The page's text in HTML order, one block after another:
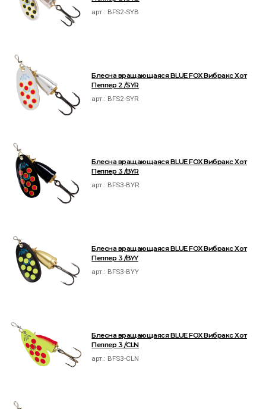
арт.: BFS2-SYB
Блесна вращающаяся BLUE FOX Вибракс Хот
Пеппер 2 /SYR
арт.: BFS2-SYR
Блесна вращающаяся BLUE FOX Вибракс Хот
Пеппер 3 /BYR
арт.: BFS3-BYR
Блесна вращающаяся BLUE FOX Вибракс Хот
Пеппер 3 /BYY
арт.: BFS3-BYY
Блесна вращающаяся BLUE FOX Вибракс Хот
Пеппер 3 /CLN
арт.: BFS3-CLN